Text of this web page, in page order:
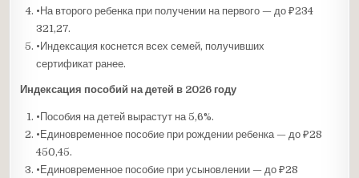
•На второго ребенка при получении на первого — до ₽234
321,27.
•Индексация коснется всех семей, получивших
сертификат ранее.
Индексация пособий на детей в 2026 году
•Пособия на детей вырастут на 5,6%.
•Единовременное пособие при рождении ребенка — до ₽28
450,45.
•Единовременное пособие при усыновлении — до ₽28